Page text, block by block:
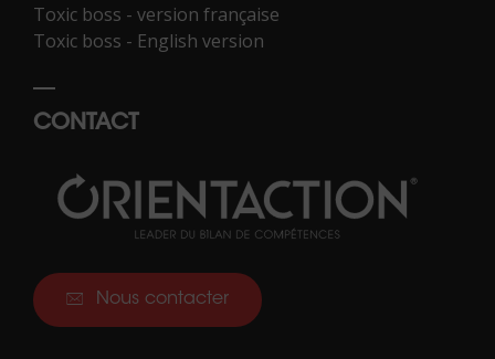
Toxic boss - version française
Toxic boss - English version
CONTACT
Nous contacter